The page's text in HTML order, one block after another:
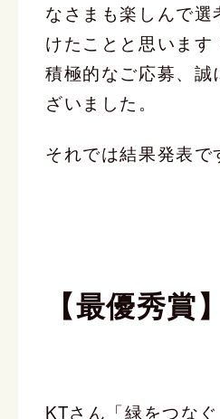
なさまも楽しんで選
けたことと思います
積極的なご応募、誠
ざいました。
それでは結果発表で
【最優秀賞】
KTさん「緑をつなぐ